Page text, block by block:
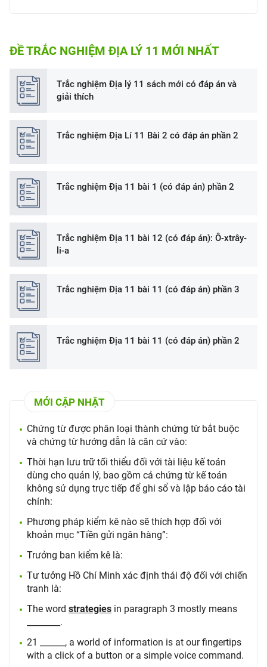
ĐỀ TRẮC NGHIỆM ĐỊA LÝ 11 MỚI NHẤT
Trắc nghiệm Địa lý 11 sách mới có đáp án và
giải thích
Trắc nghiệm Địa Lí 11 Bài 2 có đáp án phần 2
Trắc nghiệm Địa 11 bài 1 (có đáp án) phần 2
Trắc nghiệm Địa 11 bài 12 (có đáp án): Ô-xtrây-
li-a
Trắc nghiệm Địa 11 bài 11 (có đáp án) phần 3
Trắc nghiệm Địa 11 bài 11 (có đáp án) phần 2
MỚI CẬP NHẬT
Chứng từ được phân loại thành chứng từ bắt buộc
và chứng từ hướng dẫn là căn cứ vào:
Thời hạn lưu trữ tối thiểu đối với tài liệu kế toán
dùng cho quản lý, bao gồm cả chứng từ kế toán
không sử dụng trực tiếp để ghi sổ và lập báo cáo tài
chính:
Phương pháp kiểm kê nào sẽ thích hợp đối với
khoản mục “Tiền gửi ngân hàng”:
Trưởng ban kiểm kê là:
Tư tưởng Hồ Chí Minh xác định thái độ đối với chiến
tranh là:
The word strategies in paragraph 3 mostly means
________.
21 ______, a world of information is at our fingertips
with a click of a button or a simple voice command.